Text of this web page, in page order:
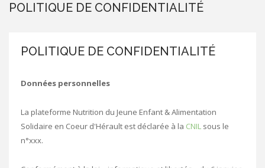
POLITIQUE DE CONFIDENTIALITÉ
POLITIQUE DE CONFIDENTIALITÉ
Données personnelles
La plateforme Nutrition du Jeune Enfant & Alimentation
Solidaire en Coeur d'Hérault est déclarée à la CNIL sous le
n°xxx.